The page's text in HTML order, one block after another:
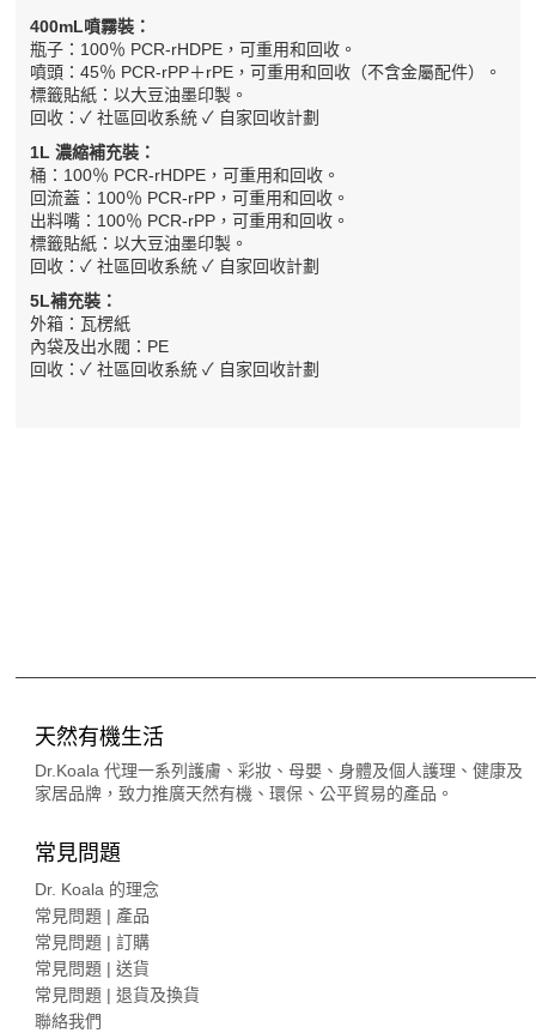
400mL噴霧裝：
瓶子：100％ PCR-rHDPE，可重用和回收。
噴頭：45％ PCR-rPP＋rPE，可重用和回收（不含金屬配件）。
標籤貼紙：以大豆油墨印製。
回收：✓ 社區回收系統 ✓ 自家回收計劃
1L 濃縮補充裝：
桶：100％ PCR-rHDPE，可重用和回收。
回流蓋：100％ PCR-rPP，可重用和回收。
出料嘴：100％ PCR-rPP，可重用和回收。
標籤貼紙：以大豆油墨印製。
回收：✓ 社區回收系統 ✓ 自家回收計劃
5L補充裝：
外箱：瓦楞紙
內袋及出水閥：PE
回收：✓ 社區回收系統 ✓ 自家回收計劃
天然有機生活
Dr.Koala 代理一系列護膚、彩妝、母嬰、身體及個人護理、健康及
家居品牌，致力推廣天然有機、環保、公平貿易的產品。
常見問題
Dr. Koala 的理念
常見問題 | 產品
常見問題 | 訂購
常見問題 | 送貨
常見問題 | 退貨及換貨
聯絡我們